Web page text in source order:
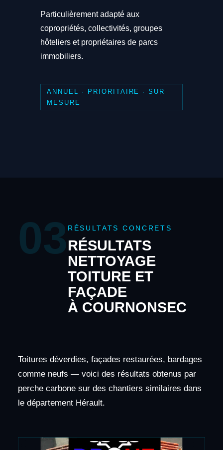
Particulièrement adapté aux
copropriétés, collectivités, groupes
hôteliers et propriétaires de parcs
immobiliers.
ANNUEL · PRIORITAIRE · SUR
MESURE
03 RÉSULTATS CONCRETS
RÉSULTATS
NETTOYAGE
TOITURE ET
FAÇADE
À COURNONSEC
Toitures déverdies, façades restaurées, bardages
comme neufs — voici des résultats obtenus par
perche carbone sur des chantiers similaires dans
le département Hérault.